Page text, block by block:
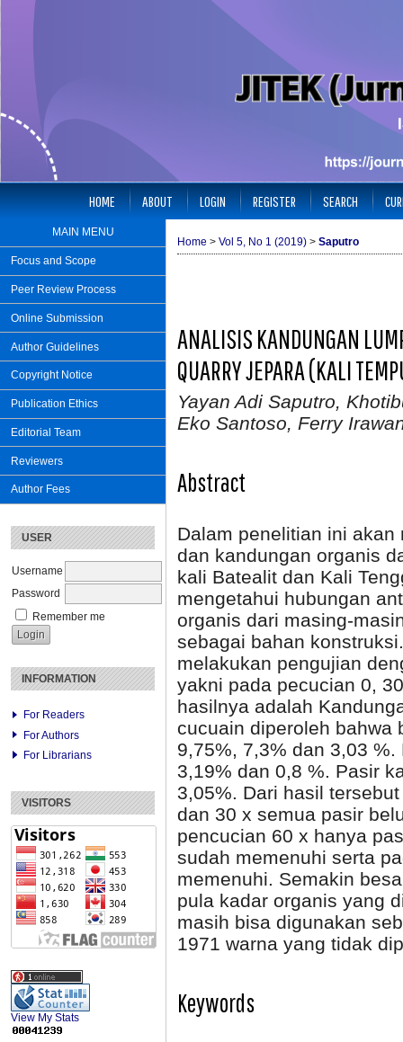
MAIN MENU
Focus and Scope
Peer Review Process
Online Submission
Author Guidelines
Copyright Notice
Publication Ethics
Editorial Team
Reviewers
Author Fees
USER
Username
Password
Remember me
INFORMATION
For Readers
For Authors
For Librarians
VISITORS
View My Stats
HOME ABOUT LOGIN REGISTER SEARCH
Home > Vol 5, No 1 (2019) > Saputro
ANALISIS KANDUNGAN
QUARRY JEPARA (KALI
Yayan Adi Saputro,
Eko Santoso, Ferry
Abstract
Dalam penelitian ini
dan kandungan organis
kali Batealit dan Kali
mengetahui hubungan
organis dari masing-
sebagai bahan
melakukan pengujian
yakni pada pecucian 0,
hasilnya adalah
cucuain diperoleh bahwa
9,75%, 7,3% dan 3,03
3,19% dan 0,8 %. Pasir
3,05%. Dari hasil
dan 30 x semua pasir
pencucian 60 x hanya
sudah memenuhi serta
memenuhi. Semakin
pula kadar organis yang
masih bisa digunakan
1971 warna yang tidak
Keywords